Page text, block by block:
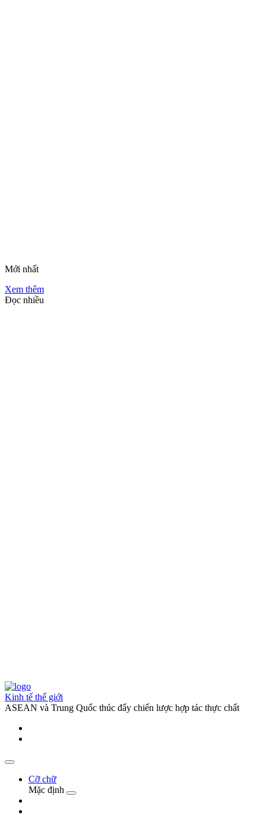
Mới nhất
Xem thêm
Đọc nhiều
Kinh tế thế giới
ASEAN và Trung Quốc thúc đẩy chiến lược hợp tác thực chất
Cỡ chữ
Mặc định